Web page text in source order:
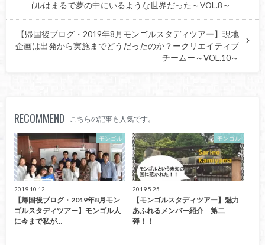
ゴルはまるで夢の中にいるような世界だった～VOL.8～
【帰国後ブログ・2019年8月モンゴルスタディツアー】現地
企画は出発から実施までどうだったのか？ークリエイティブ
チームー～VOL.10～
RECOMMEND こちらの記事も人気です。
モンゴル
2019.10.12
【帰国後ブログ・2019年8月モン
ゴルスタディツアー】モンゴル人
に今まで私が…
モンゴル
2019.5.25
【モンゴルスタディツアー】魅力
あふれるメンバー紹介 第二
弾！！